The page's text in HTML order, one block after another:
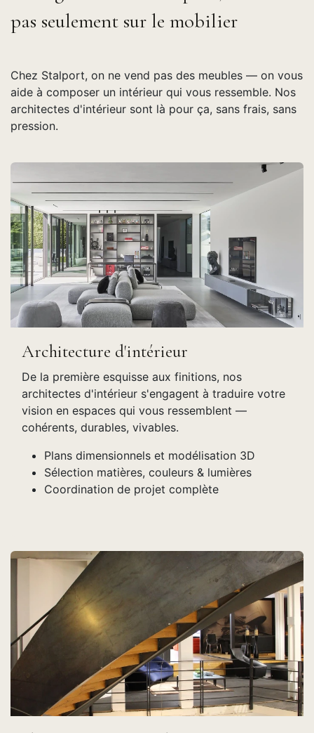
pas seulement sur le mobilier
Chez Stalport, on ne vend pas des meubles — on vous
aide à composer un intérieur qui vous ressemble. Nos
architectes d'intérieur sont là pour ça, sans frais, sans
pression.
Architecture d'intérieur
De la première esquisse aux finitions, nos
architectes d'intérieur s'engagent à traduire votre
vision en espaces qui vous ressemblent —
cohérents, durables, vivables.
Plans dimensionnels et modélisation 3D
Sélection matières, couleurs & lumières
Coordination de projet complète